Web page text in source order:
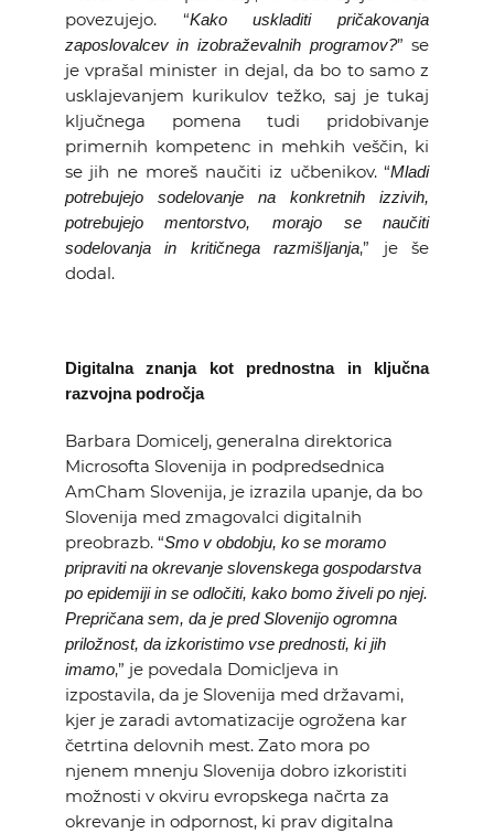
povezujejo. “Kako uskladiti pričakovanja
zaposlovalcev in izobraževalnih programov?” se
je vprašal minister in dejal, da bo to samo z
usklajevanjem kurikulov težko, saj je tukaj
ključnega pomena tudi pridobivanje
primernih kompetenc in mehkih veščin, ki
se jih ne moreš naučiti iz učbenikov. “Mladi
potrebujejo sodelovanje na konkretnih izzivih,
potrebujejo mentorstvo, morajo se naučiti
sodelovanja in kritičnega razmišljanja,” je še
dodal.
Digitalna znanja kot prednostna in ključna
razvojna področja
Barbara Domicelj, generalna direktorica
Microsofta Slovenija in podpredsednica
AmCham Slovenija, je izrazila upanje, da bo
Slovenija med zmagovalci digitalnih
preobrazb. “Smo v obdobju, ko se moramo
pripraviti na okrevanje slovenskega gospodarstva
po epidemiji in se odločiti, kako bomo živeli po njej.
Prepričana sem, da je pred Slovenijo ogromna
priložnost, da izkoristimo vse prednosti, ki jih
imamo,” je povedala Domicljeva in
izpostavila, da je Slovenija med državami,
kjer je zaradi avtomatizacije ogrožena kar
četrtina delovnih mest. Zato mora po
njenem mnenju Slovenija dobro izkoristiti
možnosti v okviru evropskega načrta za
okrevanje in odpornost, ki prav digitalna